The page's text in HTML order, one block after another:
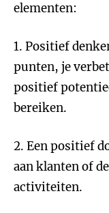
elementen:
1. Positief
punten, je
positief
bereiken.
2. Een positief
aan klanten of
activiteiten.